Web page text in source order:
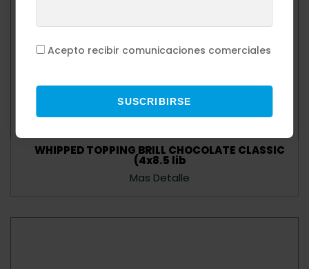
WHIPPED TOPPING BRILL CHOCOLATE CLASSIC
(4x8.5 lib
Mas Detalle
Acepto recibir comunicaciones comerciales
SUSCRIBIRSE